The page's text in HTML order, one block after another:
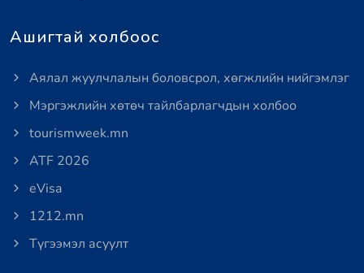
Ашигтай холбоос
Аялал жуулчлалын боловсрол, хөгжлийн нийгэмлэг
Мэргэжлийн хөтөч тайлбарлагчдын холбоо
tourismweek.mn
ATF 2026
eVisa
1212.mn
Түгээмэл асуулт